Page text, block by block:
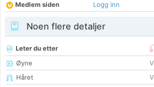
Medlem siden
Logg inn
Noen flere detaljer
Leter du etter
Øyne
Håret